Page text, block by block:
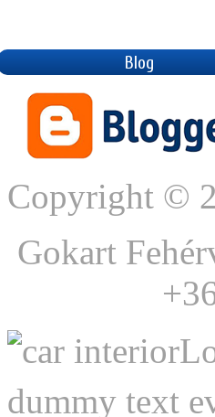
Blog
Copyright ©
Gokart
dummy text